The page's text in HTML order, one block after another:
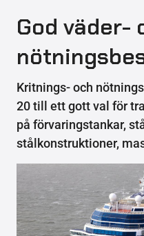
God väder-
Kritnings- och
20 till ett gott val för
på förvaringstankar,
stålkonstruktioner,